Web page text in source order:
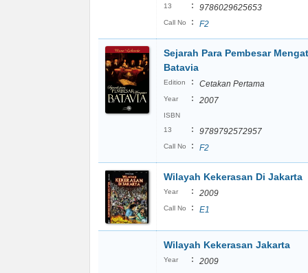
13
: 9786029625653
Call No : F2
Sejarah Para Pembesar
Batavia
Edition : Cetakan Pertama
Year : 2007
ISBN
13
: 9789792572957
Call No : F2
Wilayah Kekerasan Di Jakarta
Year : 2009
Call No : E1
Wilayah Kekerasan Jakarta
Year : 2009